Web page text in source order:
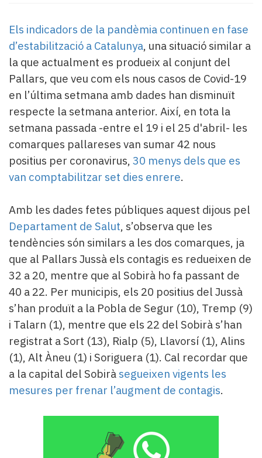
Lo
més
Editorial
Els indicadors de la pandèmia continuen en fase
d’estabilització a Catalunya, una situació similar a
la que actualment es produeix al conjunt del
Pallars, que veu com els nous casos de Covid-19
en l’última setmana amb dades han disminuït
respecte la setmana anterior. Així, en tota la
setmana passada -entre el 19 i el 25 d'abril- les
comarques pallareses van sumar 42 nous
positius per coronavirus, 30 menys dels que es
van comptabilitzar set dies enrere.
Amb les dades fetes públiques aquest dijous pel
Departament de Salut, s’observa que les
tendències són similars a les dos comarques, ja
que al Pallars Jussà els contagis es redueixen de
32 a 20, mentre que al Sobirà ho fa passant de
40 a 22. Per municipis, els 20 positius del Jussà
s’han produït a la Pobla de Segur (10), Tremp (9)
i Talarn (1), mentre que els 22 del Sobirà s’han
registrat a Sort (13), Rialp (5), Llavorsí (1), Alins
(1), Alt Àneu (1) i Soriguera (1). Cal recordar que
a la capital del Sobirà segueixen vigents les
mesures per frenar l’augment de contagis.